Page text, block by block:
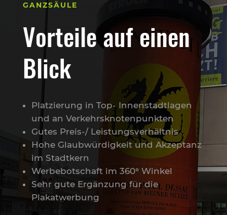
GANZSÄULE
Vorteile auf einen
Blick
Platzierung in Top- Innenstadtlagen
und an Verkehrsknotenpunkten
Gutes Preis-/ Leistungsverhältnis
Hohe Glaubwürdigkeit und Akzeptanz
im Stadtkern
Werbebotschaft im 360° Winkel
Sehr gute Ergänzung für die
Plakatwerbung